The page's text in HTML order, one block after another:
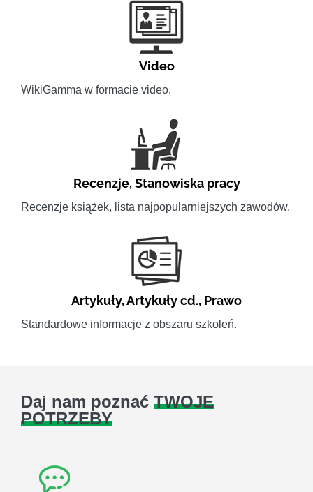
Video
WikiGamma w formacie video.
Recenzje,Stanowiska pracy
Recenzje książek, lista najpopularniejszych zawodów.
Artykuły,Artykuły cd., Prawo
Standardowe informacje z obszaru szkoleń.
Daj nam poznać TWOJE
POTRZEBY